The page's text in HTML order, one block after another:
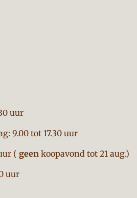
uur
9.00 tot 17.30 uur
( geen koopavond tot 21 aug.)
uur